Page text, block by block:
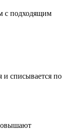
с подходящим
и списывается по